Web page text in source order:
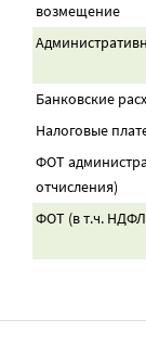
возмещение
Банковские
Налоговые
ФОТ
отчисления)
ФОТ (в т.ч. НДФЛ